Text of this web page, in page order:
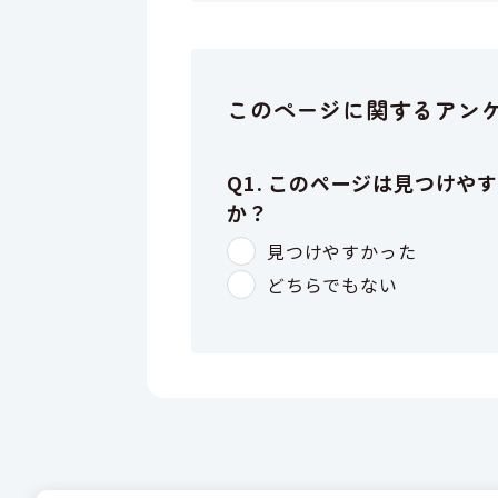
このページに関するアン